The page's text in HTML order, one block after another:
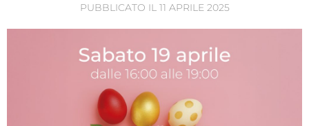
PUBBLICATO IL 11 APRILE 2025